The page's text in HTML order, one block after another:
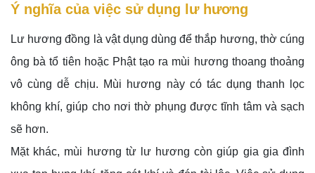
Ý nghĩa của việc sử dụng lư hương
Lư hương đồng là vật dụng dùng để thắp hương, thờ cúng
ông bà tổ tiên hoặc Phật tạo ra mùi hương thoang thoảng
vô cùng dễ chịu. Mùi hương này có tác dụng thanh lọc
không khí, giúp cho nơi thờ phụng được tĩnh tâm và sạch
sẽ hơn.
Mặt khác, mùi hương từ lư hương còn giúp gia gia đình